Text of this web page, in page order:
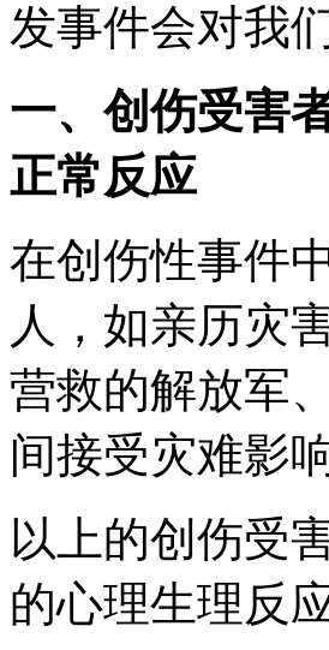
发事件会对我
一、创伤受害
正常反应
在创伤性事件
人，如亲历灾
营救的解放军
间接受灾难影
以上的创伤受
的心理生理反